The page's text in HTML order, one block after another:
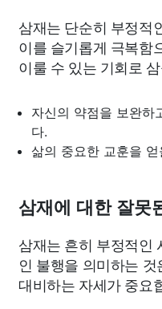
삼재는 단순히 부정적
이를 슬기롭게 극복함
이룰 수 있는 기회로
자신의 약점을 보완하
다.
삶의 중요한 교훈을
삼재에 대한 잘못
삼재는 흔히 부정적인
인 불행을 의미하는
대비하는 자세가 중요